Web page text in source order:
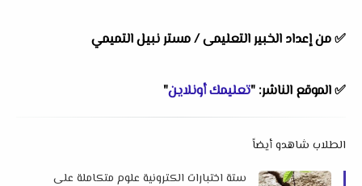
✅ من إعداد الخبير التعليمى / مستر نبيل التميمي
✅ الموقع الناشر: "تعليمك أونلاين"
الطلاب شاهدو أيضاً
ستة اختبارات الكترونية علوم متكاملة على